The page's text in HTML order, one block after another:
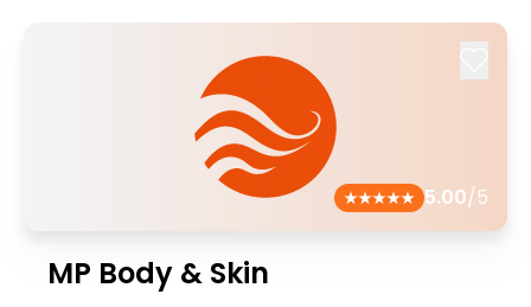
5.00/5
MP Body & Skin